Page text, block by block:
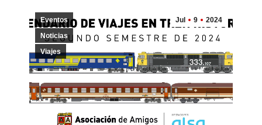
Jul 9 2024
Eventos
Noticias
Viajes